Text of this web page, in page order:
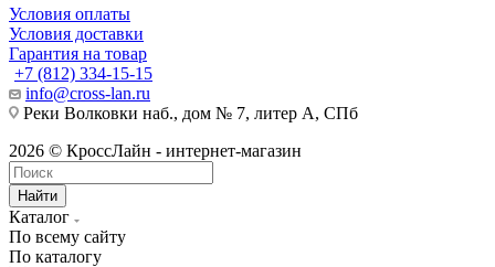
Условия оплаты
Условия доставки
Гарантия на товар
+7 (812) 334-15-15
info@cross-lan.ru
Реки Волковки наб., дом № 7, литер А, СПб
2026 © КроссЛайн - интернет-магазин
Найти
Каталог
По всему сайту
По каталогу